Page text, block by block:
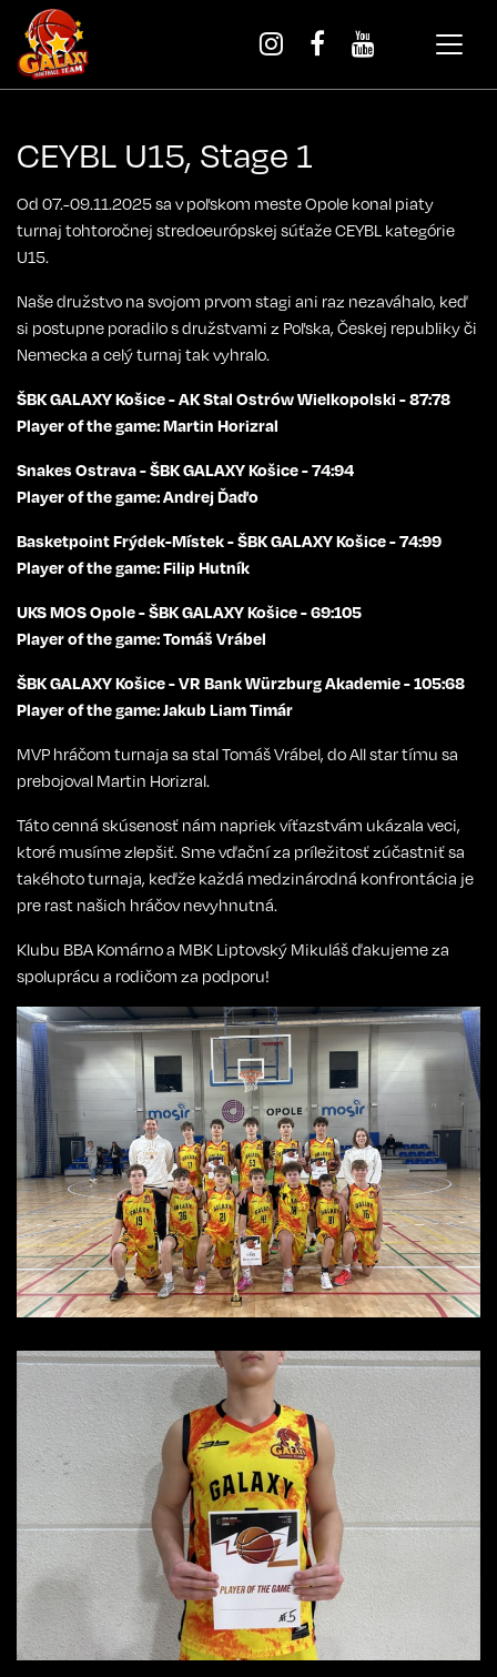
CEYBL U15, Stage 1
Od 07.-09.11.2025 sa v poľskom meste Opole konal piaty
turnaj tohtoročnej stredoeurópskej súťaže CEYBL kategórie
U15.
Naše družstvo na svojom prvom stagi ani raz nezaváhalo, keď
si postupne poradilo s družstvami z Poľska, Českej republiky či
Nemecka a celý turnaj tak vyhralo.
ŠBK GALAXY Košice - AK Stal Ostrów Wielkopolski - 87:78
Player of the game: Martin Horizral
Snakes Ostrava - ŠBK GALAXY Košice - 74:94
Player of the game: Andrej Ďaďo
Basketpoint Frýdek-Místek - ŠBK GALAXY Košice - 74:99
Player of the game: Filip Hutník
UKS MOS Opole - ŠBK GALAXY Košice - 69:105
Player of the game: Tomáš Vrábel
ŠBK GALAXY Košice - VR Bank Würzburg Akademie - 105:68
Player of the game: Jakub Liam Timár
MVP hráčom turnaja sa stal Tomáš Vrábel, do All star tímu sa
prebojoval Martin Horizral.
Táto cenná skúsenosť nám napriek víťazstvám ukázala veci,
ktoré musíme zlepšiť. Sme vďační za príležitosť zúčastniť sa
takéhoto turnaja, keďže každá medzinárodná konfrontácia je
pre rast našich hráčov nevyhnutná.
Klubu BBA Komárno a MBK Liptovský Mikuláš ďakujeme za
spoluprácu a rodičom za podporu!